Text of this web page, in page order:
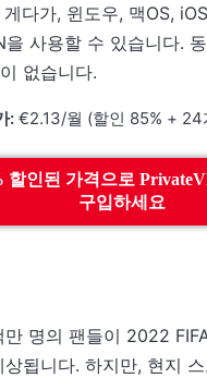
다가, 윈도우, 맥OS,
을 사용할 수 있습니다.
없습니다.
: €2.13/월 (할인 85% + 24
할인된 가격으로
구입하세요
만 명의 팬들이 2022
됩니다. 하지만, 현지